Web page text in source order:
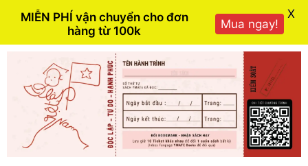
MIỄN PHÍ vận chuyển cho đơn
hàng từ 100k
Mua ngay!
X